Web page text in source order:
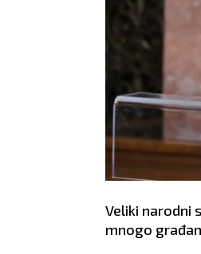
Veliki narodni
mnogo